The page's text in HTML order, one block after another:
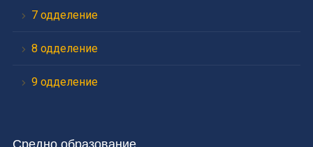
7 одделение
8 одделение
9 одделение